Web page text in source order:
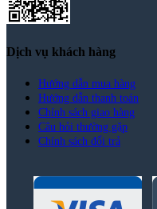
Dịch vụ khách hàng
Hướng dẫn mua hàng
Hướng dẫn thanh toán
Chính sách giao hàng
Câu hỏi thường gặp
Chính sách đổi trả